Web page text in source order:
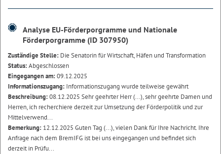
Analyse EU-Förderporgramme und Nationale
Förderporgramme (ID 307950)
Zuständige Stelle: Die Senatorin für Wirtschaft, Häfen und Transformation
Status:Abgeschlossen
Eingegangen am:09.12.2025
Informationszugang: Informationszugang wurde teilweise gewährt
Beschreibung:08.12.2025 Sehr geehrter Herr (...), sehr geehrte Damen und
Herren, ich recherchiere derzeit zur Umsetzung der Förderpolitik und zur
Mittelverwend...
Bemerkung: 12.12.2025 Guten Tag (...), vielen Dank für Ihre Nachricht. Ihre
Anfrage nach dem BremIFG ist bei uns eingegangen und befindet sich
derzeit in Prüfu...